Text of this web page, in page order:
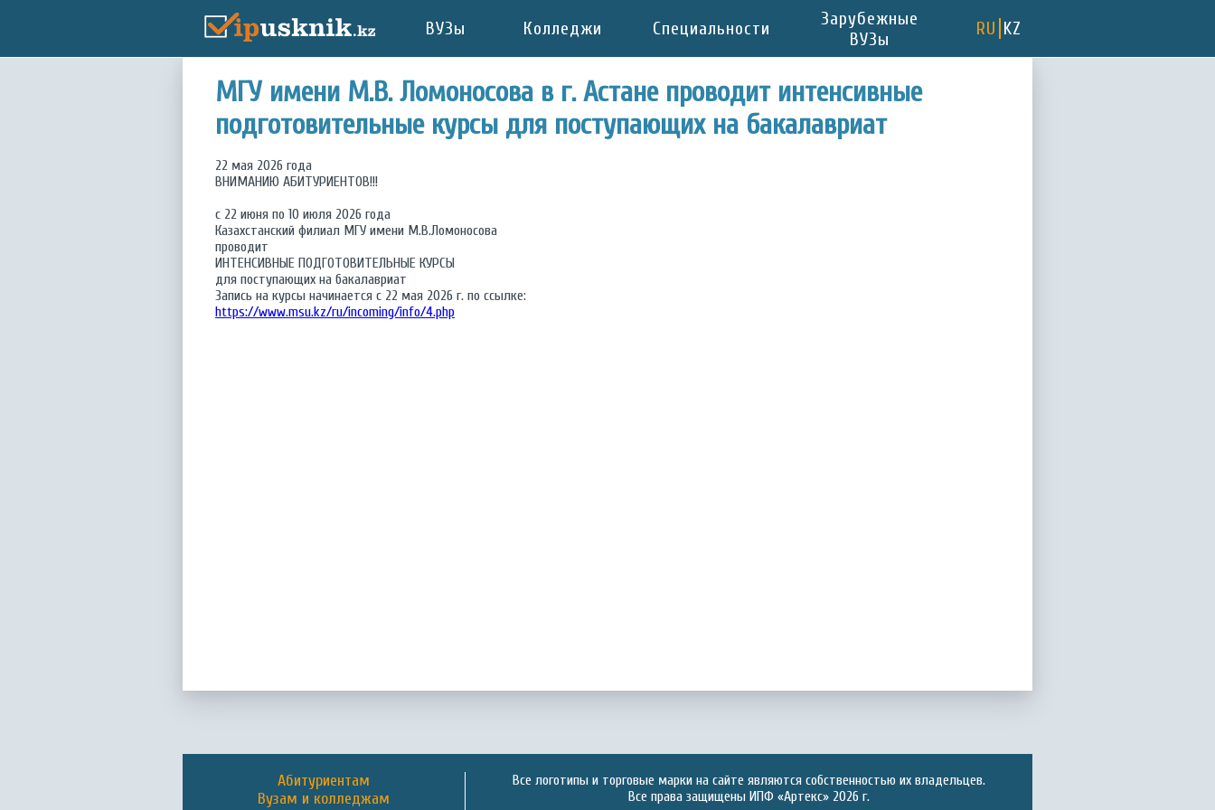
ВУЗы Колледжи Специальности
Зарубежные
ВУЗы
RU KZ
МГУ имени М.В. Ломоносова в г. Астане проводит интенсивные
подготовительные курсы для поступающих на бакалавриат
22 мая 2026 года
ВНИМАНИЮ АБИТУРИЕНТОВ!!!
с 22 июня по 10 июля 2026 года
Казахстанский филиал МГУ имени М.В.Ломоносова
проводит
ИНТЕНСИВНЫЕ ПОДГОТОВИТЕЛЬНЫЕ КУРСЫ
для поступающих на бакалавриат
Запись на курсы начинается с 22 мая 2026 г. по ссылке:
https://www.msu.kz/ru/incoming/info/4.php
Абитуриентам
Вузам и колледжам
Все логотипы и торговые марки на сайте являются собственностью их владельцев.
Все права защищены ИПФ «Артекс» 2026 г.